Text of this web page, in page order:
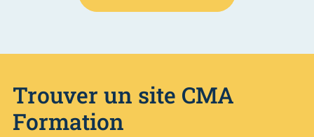
Trouver un site CMA
Formation